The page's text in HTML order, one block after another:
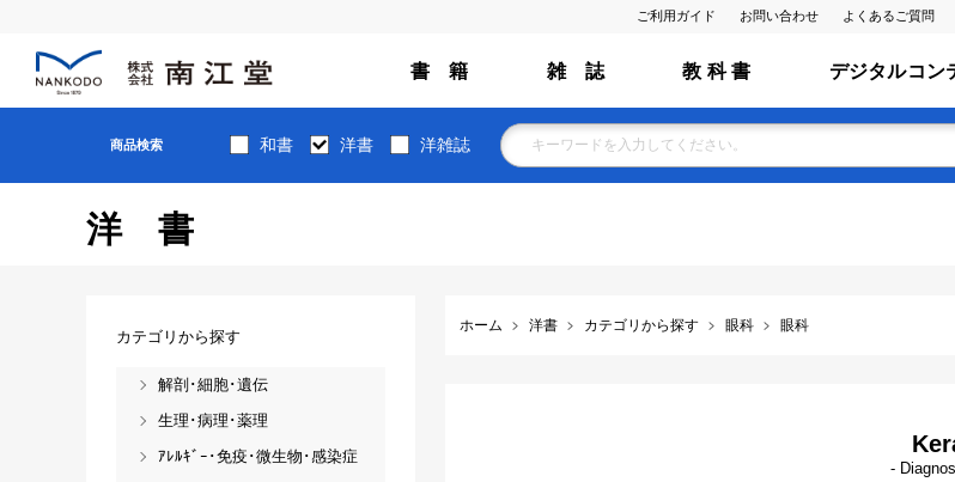
ご利用ガイド お問い合わせ よくあるご質問
書 籍 雑 誌 教 科 書 デジタルコン
商品検索 和書 洋書 洋雑誌
洋書
ホーム 洋書 カテゴリから探す 眼科 眼科
-
カテゴリから探す
解剖･細胞･遺伝
生理･病理･薬理
ｱﾚﾙｷﾞｰ･免疫･微生物･感染症